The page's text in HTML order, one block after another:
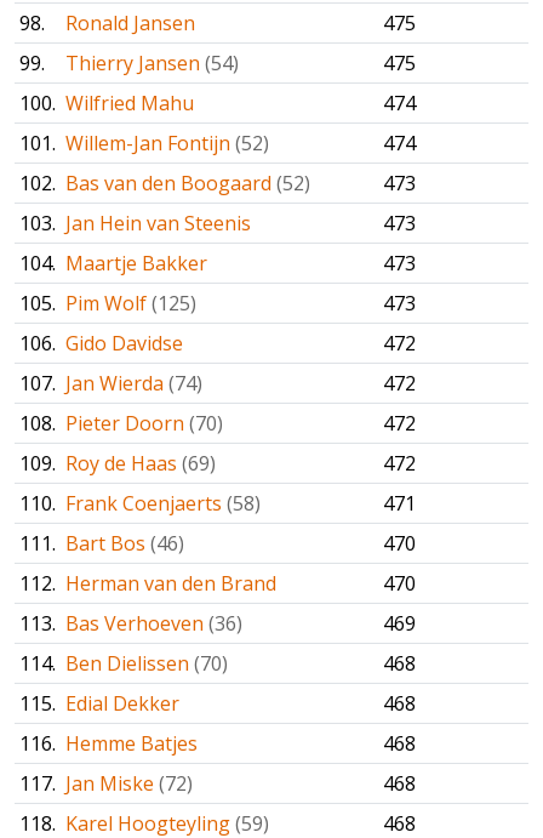
98.
Ronald Jansen
475
99.
Thierry Jansen (54)
475
100. Wilfried Mahu
474
101. Willem-Jan Fontijn (52)
474
102. Bas van den Boogaard (52)
473
103. Jan Hein van Steenis
473
104. Maartje Bakker
473
105. Pim Wolf(125)
473
106. Gido Davidse
472
107. Jan Wierda (74)
472
108. Pieter Doorn (70)
472
109. Roy de Haas (69)
472
110. Frank Coenjaerts (58)
471
111. Bart Bos (46)
470
112. Herman van den Brand
470
113. Bas Verhoeven (36)
469
114. Ben Dielissen (70)
468
115. Edial Dekker
468
116. Hemme Batjes
468
117. Jan Miske (72)
468
118. Karel Hoogteyling(59)
468